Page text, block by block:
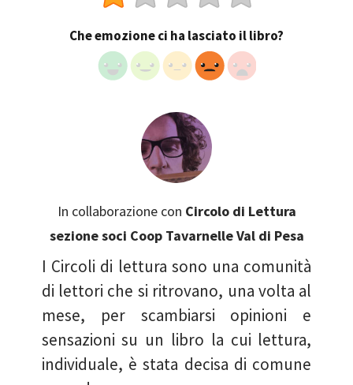
Che emozione ci ha lasciato il libro?
In collaborazione con Circolo di Lettura
sezione soci Coop Tavarnelle Val di Pesa
I Circoli di lettura sono una comunità
di lettori che si ritrovano, una volta al
mese, per scambiarsi opinioni e
sensazioni su un libro la cui lettura,
individuale, è stata decisa di comune